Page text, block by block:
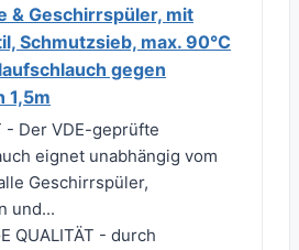
& Geschirrspüler, mit
Schmutzsieb, max. 90°C
gegen
1,5m
- Der VDE-geprüfte
eignet unabhängig vom
Geschirrspüler,
und...
QUALITÄT - durch